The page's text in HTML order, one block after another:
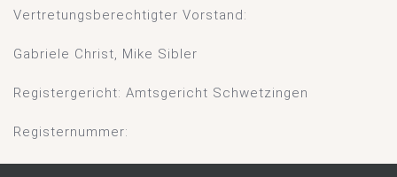
Vertretungsberechtigter Vorstand:
Gabriele Christ, Mike Sibler
Registergericht: Amtsgericht Schwetzingen
Registernummer: